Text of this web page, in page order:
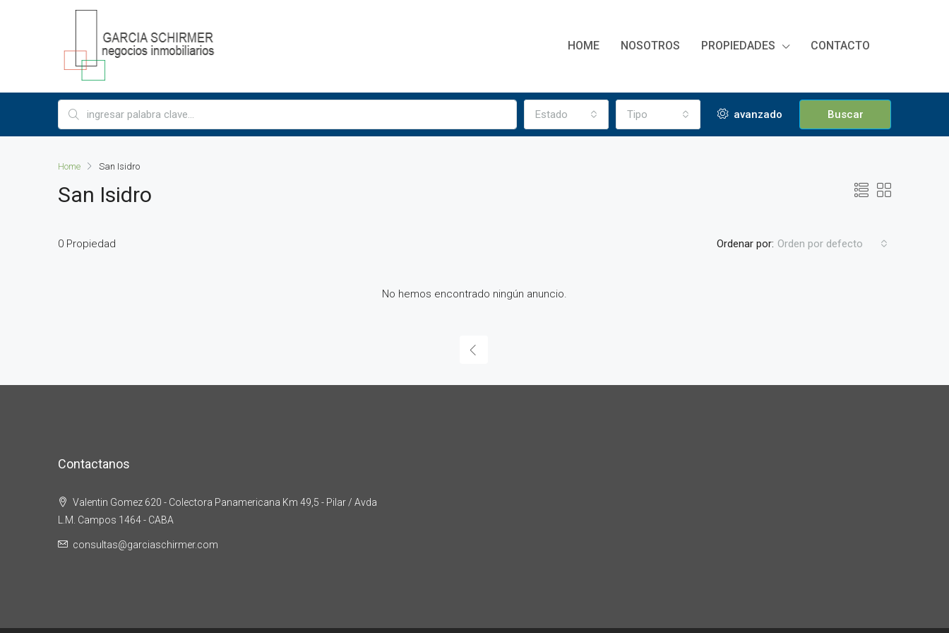
HOME NOSOTROS PROPIEDADES CONTACTO
Estado Tipo avanzado Buscar
Home San Isidro
San Isidro
0 Propiedad Ordenar por: Orden por defecto
No hemos encontrado ningún anuncio.
Contactanos
Valentin Gomez 620 - Colectora Panamericana Km 49,5 - Pilar / Avda
L.M. Campos 1464 - CABA
consultas@garciaschirmer.com